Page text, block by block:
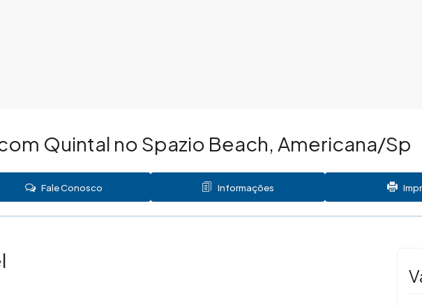
Quintal no Spazio Beach, Americana/Sp
Fale Conosco Informações